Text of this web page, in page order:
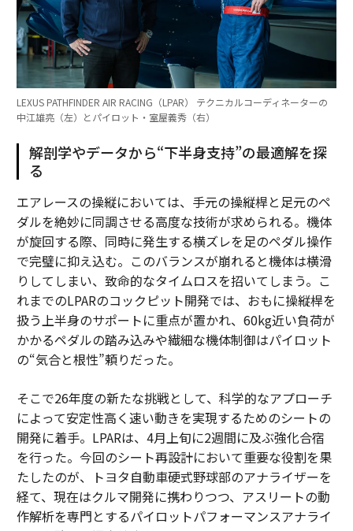
LEXUS PATHFINDER AIR RACING（LPAR） テクニカルコーディネーターの
中江雄亮（左）とパイロット・室屋義秀（右）
解剖学やデータから“下半身支持”の最適解を探
る
エアレースの操縦においては、手元の操縦桿と足元のペ
ダルを絶妙に同調させる高度な技術が求められる。機体
が旋回する際、同時に発生する横ズレを足のペダル操作
で完璧に抑え込む。このバランスが崩れると機体は横滑
りしてしまい、致命的なタイムロスを招いてしまう。こ
れまでのLPARのコックピット開発では、おもに操縦桿を
扱う上半身のサポートに重点が置かれ、60kg近い負荷が
かかるペダルの踏み込みや繊細な機体制御はパイロット
の“気合と根性”頼りだった。
そこで26年度の新たな挑戦として、科学的なアプローチ
によって安定性高く速い動きを実現するためのシートの
開発に着手。LPARは、4月上旬に2週間に及ぶ強化合宿
を行った。今回のシート再設計において重要な役割を果
たしたのが、トヨタ自動車硬式野球部のアナライザーを
経て、現在はクルマ開発に携わりつつ、アスリートの動
作解析を専門とするパイロットパフォーマンスアナライ